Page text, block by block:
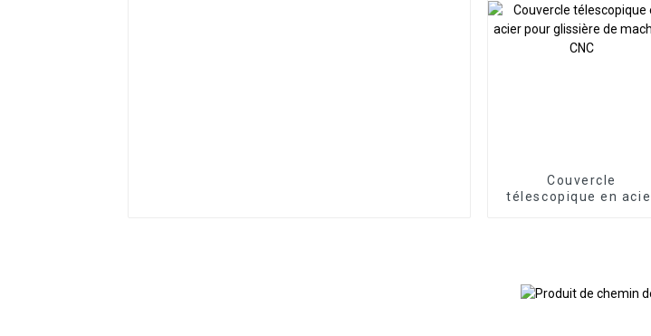
Couvercle
télescopique en acier